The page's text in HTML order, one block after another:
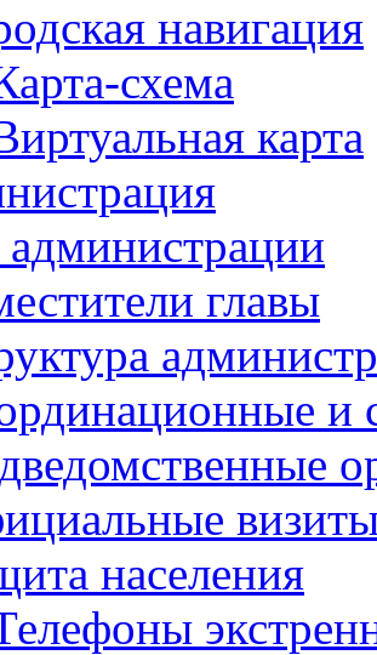
навигация
схема
карта
главы
и
населения